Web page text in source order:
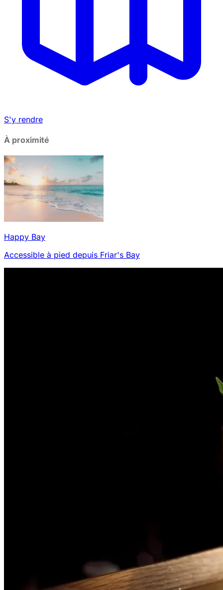
S'y rendre
À proximité
Happy Bay
Accessible à pied depuis Friar's Bay